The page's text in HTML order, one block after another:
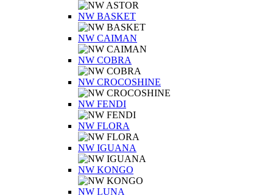
NW BASKET
NW CAIMAN
NW COBRA
NW CROCOSHINE
NW FENDI
NW FLORA
NW IGUANA
NW KONGO
NW LUNA